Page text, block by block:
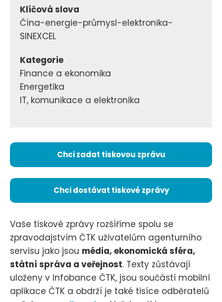
Klíčová slova
Čína-energie-průmysl-elektronika-
SINEXCEL
Kategorie
Finance a ekonomika
Energetika
IT, komunikace a elektronika
Chci zadat tiskovou zprávu
Chci dostávat tiskové zprávy
Vaše tiskové zprávy rozšíříme spolu se
zpravodajstvím ČTK uživatelům agenturního
servisu jako jsou média, ekonomická sféra,
státní správa a veřejnost. Texty zůstávají
uloženy v Infobance ČTK, jsou součástí mobilní
aplikace ČTK a obdrží je také tisíce odběratelů